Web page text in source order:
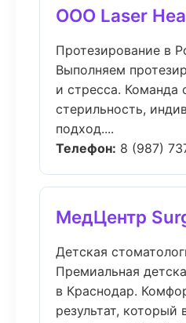
ООО Laser
Протезирование в
Выполняем
и стресса. Команда
стерильность,
подход....
Телефон: 8 (987)
МедЦентр
Детская
Премиальная
в Краснодар.
результат, который